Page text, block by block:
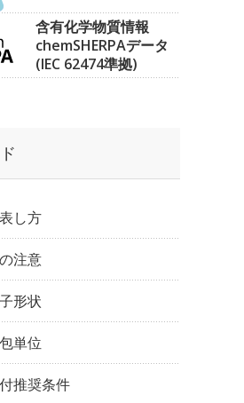
含有化学物質情報
chemSHERPAデータ
(IEC 62474準拠)
し方
注意
形状
単位
推奨条件